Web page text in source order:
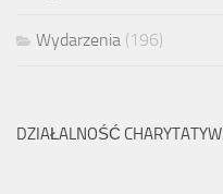
Wydarzenia (196)
DZIAŁALNOŚĆ